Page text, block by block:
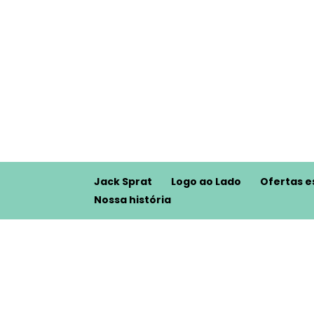
Jack Sprat Logo ao Lado Ofertas
Nossa história